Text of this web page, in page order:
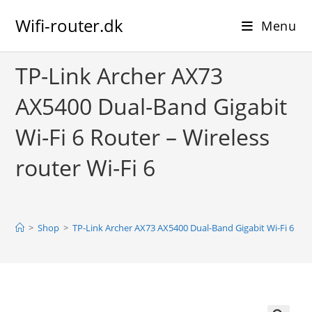
Wifi-router.dk Menu
TP-Link Archer AX73
AX5400 Dual-Band Gigabit
Wi-Fi 6 Router – Wireless
router Wi-Fi 6
> Shop > TP-Link Archer AX73 AX5400 Dual-Band Gigabit Wi-Fi 6